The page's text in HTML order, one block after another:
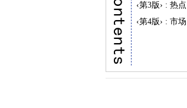
‹第3版› : 热点
‹第4版› : 市场